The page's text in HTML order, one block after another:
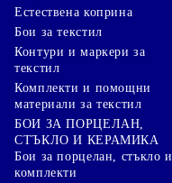
Естествена коприна
Бои за текстил
Контури и маркери за
текстил
Комплекти и помощни
материали за текстил
БОИ ЗА ПОРЦЕЛАН,
СТЪКЛО И КЕРАМИКА
Бои за порцелан, стъкло и
комплекти